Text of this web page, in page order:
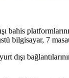
bahis
bilgisayar, 7
dışı